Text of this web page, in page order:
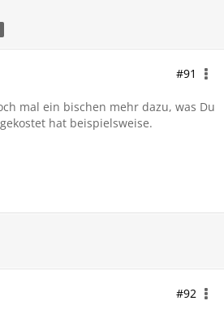
#91
mal ein bischen mehr dazu, was Du
hat beispielsweise.
#92